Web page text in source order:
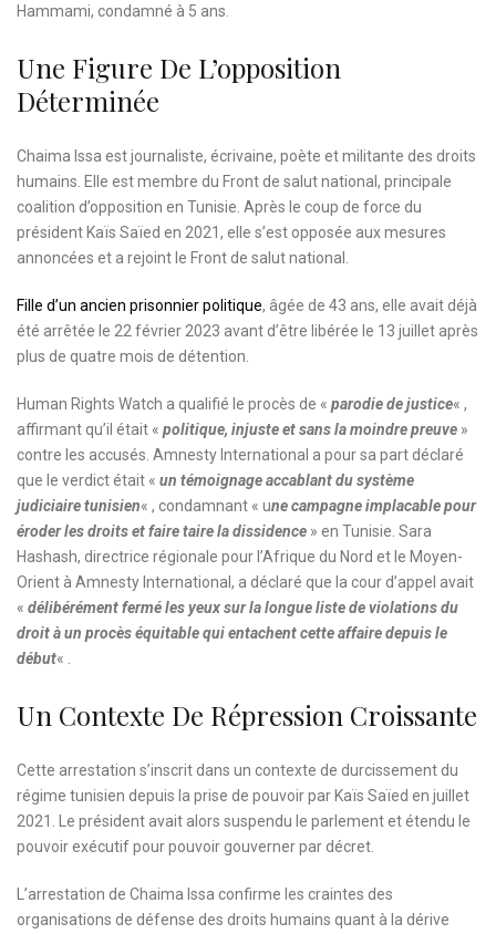
Hammami, condamné à 5 ans.
Une Figure De L’opposition
Déterminée
Chaima Issa est journaliste, écrivaine, poète et militante des droits
humains. Elle est membre du Front de salut national, principale
coalition d’opposition en Tunisie. Après le coup de force du
président Kaïs Saïed en 2021, elle s’est opposée aux mesures
annoncées et a rejoint le Front de salut national.
Fille d’un ancien prisonnier politique, âgée de 43 ans, elle avait déjà
été arrêtée le 22 février 2023 avant d’être libérée le 13 juillet après
plus de quatre mois de détention.
Human Rights Watch a qualifié le procès de « parodie de justice« ,
affirmant qu’il était « politique, injuste et sans la moindre preuve »
contre les accusés. Amnesty International a pour sa part déclaré
que le verdict était « un témoignage accablant du système
judiciaire tunisien« , condamnant « une campagne implacable pour
éroder les droits et faire taire la dissidence » en Tunisie. Sara
Hashash, directrice régionale pour l’Afrique du Nord et le Moyen-
Orient à Amnesty International, a déclaré que la cour d’appel avait
« délibérément fermé les yeux sur la longue liste de violations du
droit à un procès équitable qui entachent cette affaire depuis le
début« .
Un Contexte De Répression Croissante
Cette arrestation s’inscrit dans un contexte de durcissement du
régime tunisien depuis la prise de pouvoir par Kaïs Saïed en juillet
2021. Le président avait alors suspendu le parlement et étendu le
pouvoir exécutif pour pouvoir gouverner par décret.
L’arrestation de Chaima Issa confirme les craintes des
organisations de défense des droits humains quant à la dérive